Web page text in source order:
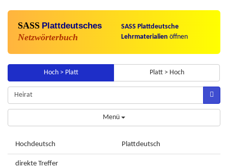
SASS Plattdeutsches
Netzwörterbuch
SASS Plattdeutsche
Lehrmaterialien öffnen
Hoch > Platt Platt > Hoch
Menü
Hochdeutsch Plattdeutsch
direkte Treffer